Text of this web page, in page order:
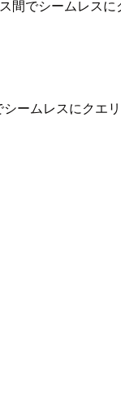
でシームレスに
ームレスにクエリ